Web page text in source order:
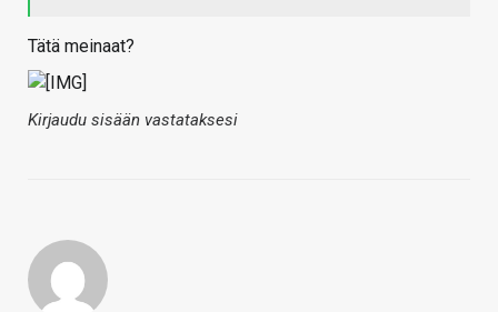
Tätä meinaat?
Kirjaudu sisään vastataksesi